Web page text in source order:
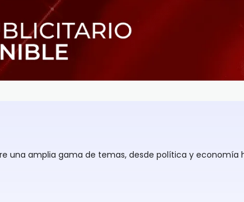
una amplia gama de temas, desde política y economía